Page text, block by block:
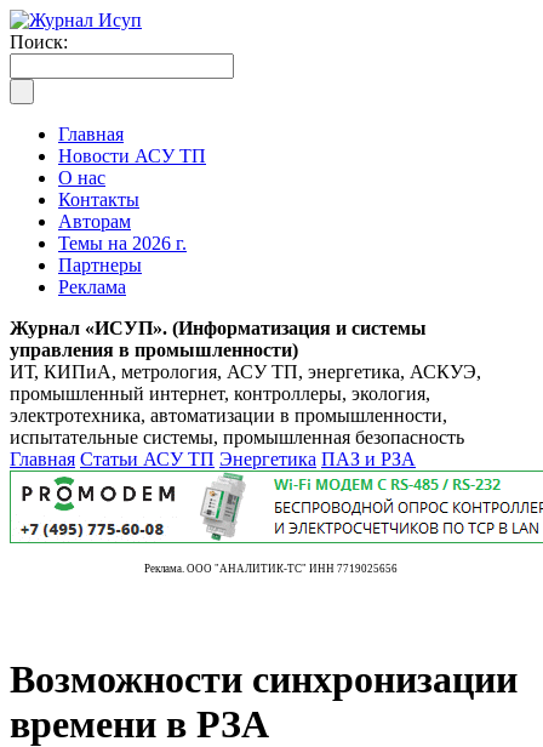
Поиск:
Главная
Новости АСУ ТП
О нас
Контакты
Авторам
Темы на 2026 г.
Партнеры
Реклама
Журнал «ИСУП». (Информатизация и системы
управления в промышленности)
ИТ, КИПиА, метрология, АСУ ТП, энергетика, АСКУЭ,
промышленный интернет, контроллеры, экология,
электротехника, автоматизации в промышленности,
испытательные системы, промышленная безопасность
Главная Статьи АСУ ТП Энергетика ПАЗ и РЗА
Реклама. ООО "АНАЛИТИК-ТС" ИНН 7719025656
Возможности синхронизации
времени в РЗА